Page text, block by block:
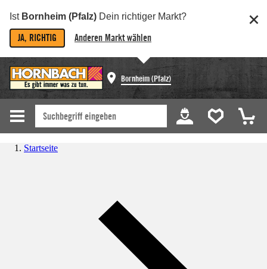
Ist Bornheim (Pfalz) Dein richtiger Markt?
JA, RICHTIG Anderen Markt wählen
Bornheim (Pfalz)
Startseite